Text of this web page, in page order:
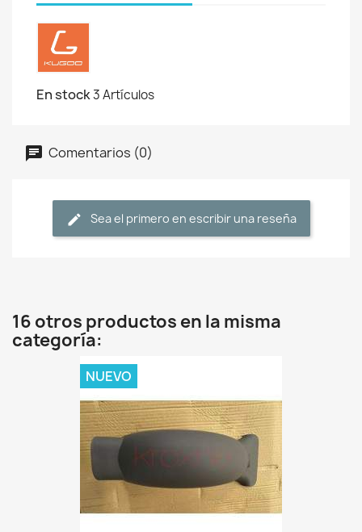
En stock3 Artículos
Comentarios (0)
Sea el primero en escribir una reseña
16 otros productos en la misma
categoría:
NUEVO